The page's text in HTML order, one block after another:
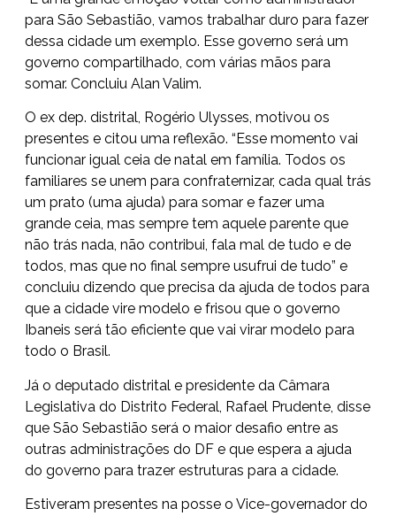
para São Sebastião, vamos trabalhar duro para fazer
dessa cidade um exemplo. Esse governo será um
governo compartilhado, com várias mãos para
somar. Concluiu Alan Valim.
O ex dep. distrital, Rogério Ulysses, motivou os
presentes e citou uma reflexão. “Esse momento vai
funcionar igual ceia de natal em família. Todos os
familiares se unem para confraternizar, cada qual trás
um prato (uma ajuda) para somar e fazer uma
grande ceia, mas sempre tem aquele parente que
não trás nada, não contribui, fala mal de tudo e de
todos, mas que no final sempre usufrui de tudo” e
concluiu dizendo que precisa da ajuda de todos para
que a cidade vire modelo e frisou que o governo
Ibaneis será tão eficiente que vai virar modelo para
todo o Brasil.
Já o deputado distrital e presidente da Câmara
Legislativa do Distrito Federal, Rafael Prudente, disse
que São Sebastião será o maior desafio entre as
outras administrações do DF e que espera a ajuda
do governo para trazer estruturas para a cidade.
Estiveram presentes na posse o Vice-governador do